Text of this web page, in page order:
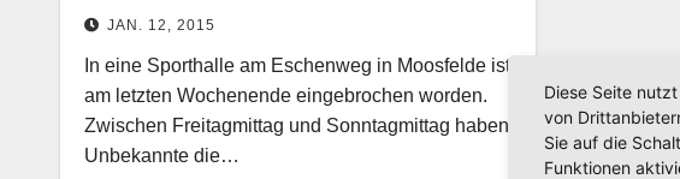
JAN. 12, 2015
In eine Sporthalle am Eschenweg in Moosfelde ist
am letzten Wochenende eingebrochen worden.
Zwischen Freitagmittag und Sonntagmittag haben
Unbekannte die…
Diese Seite
von
Sie auf die
Funktionen